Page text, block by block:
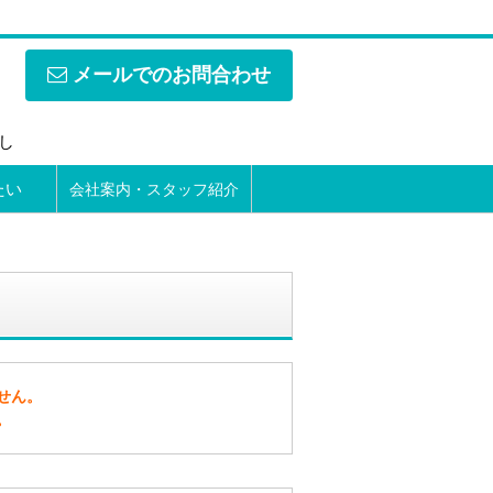
メールでのお問合わせ
い 会社案内・スタッフ紹介
。